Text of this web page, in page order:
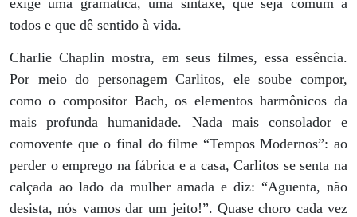
exige uma gramática, uma sintaxe, que seja comum a
todos e que dê sentido à vida.
Charlie Chaplin mostra, em seus filmes, essa essência.
Por meio do personagem Carlitos, ele soube compor,
como o compositor Bach, os elementos harmônicos da
mais profunda humanidade. Nada mais consolador e
comovente que o final do filme “Tempos Modernos”: ao
perder o emprego na fábrica e a casa, Carlitos se senta na
calçada ao lado da mulher amada e diz: “Aguenta, não
desista, nós vamos dar um jeito!”. Quase choro cada vez